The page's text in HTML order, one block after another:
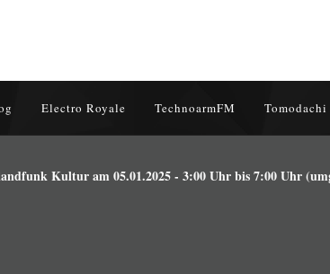
Electro Royale TechnoarmFM Tomodachi
Kultur am 05.01.2025 - 3:00 Uhr bis 7:00 Uhr